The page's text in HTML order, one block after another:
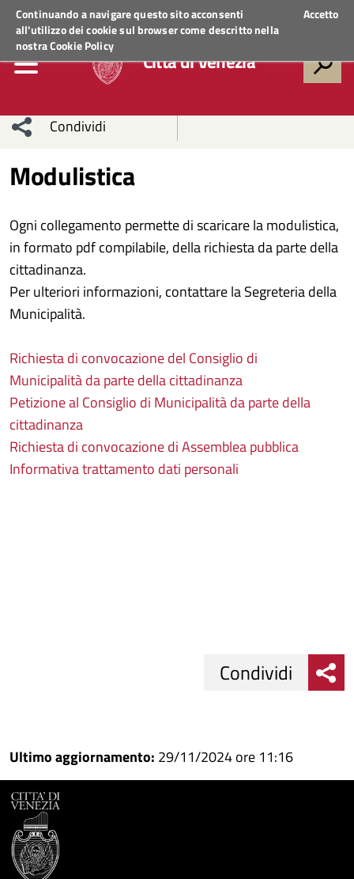
Continuando a navigare questo sito acconsenti
all'utilizzo dei cookie sul browser come descritto nella
nostraCookie Policy
Accetto
Regione VenetoACCEDI AI SERVIZI
Città di Venezia
Condividi
network
Condividi
Facebook
su
Twitter
Condividi
Condividi
Whatsapp
Modulistica
Ogni collegamento permette di scaricare la modulistica,
in formato pdf compilabile, della richiesta da parte della
cittadinanza.
Per ulteriori informazioni, contattare la Segreteria della
Municipalità.
Richiesta di convocazione del Consiglio di
Municipalità da parte della cittadinanza
Petizione al Consiglio di Municipalità da parte della
cittadinanza
Richiesta di convocazione di Assemblea pubblica
Informativa trattamento dati personali
su
Facebook
Condividi
su
Condividi
Condividi
Ultimo aggiornamento: 29/11/2024 ore 11:16